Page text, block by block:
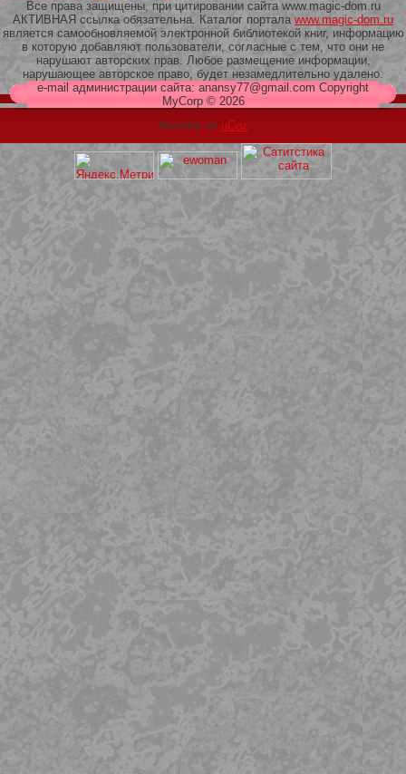
209 Белая кофта из ленточного
кружева
Все права защищены, при цитировании сайта www.magic-dom.ru
АКТИВНАЯ ссылка обязательна. Каталог портала www.magic-dom.ru
является самообновляемой электронной библиотекой книг, информацию
в которую добавляют пользователи, согласные с тем, что они не
нарушают авторских прав. Любое размещение информации,
нарушающее авторское право, будет незамедлительно удалено.
e-mail администрации сайта: anansy77@gmail.com Copyright
MyCorp © 2026
Хостинг от uCoz